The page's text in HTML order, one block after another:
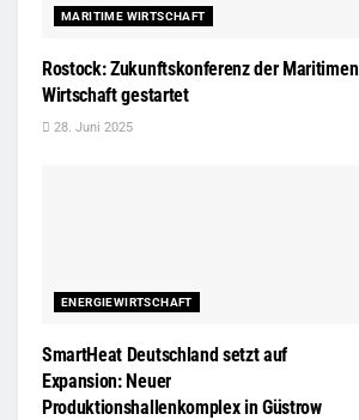
MARITIME WIRTSCHAFT
Rostock: Zukunftskonferenz der Maritimen
Wirtschaft gestartet
28. Juni 2025
ENERGIEWIRTSCHAFT
SmartHeat Deutschland setzt auf
Expansion: Neuer
Produktionshallenkomplex in Güstrow